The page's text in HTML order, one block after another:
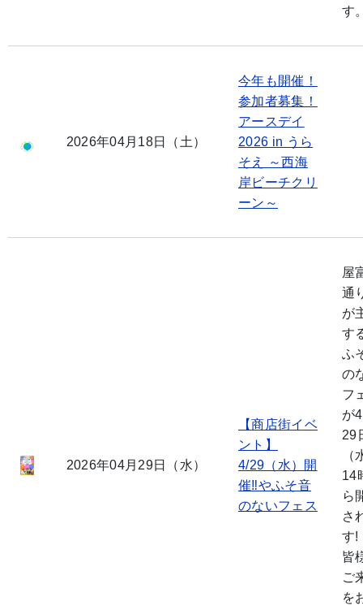
す
2026年04月18日（土）
今年も開催！
参加者募集！
アースデイ
2026 in うら
そえ ～西海
岸ビーチクリ
ーン～
2026年04月29日（水）
【商店街イベ
ント】
4/29（水）開
催‼やふそ音
のないフェス
屋
通
が
す
ふ
の
フ
が
29
（
14
ら
さ
す!
皆
ご
を